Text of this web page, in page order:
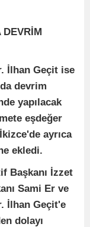
DEVRİM
İlhan Geçit ise
devrim
yapılacak
eşdeğer
ayrıca
ekledi.
Başkanı İzzet
Sami Er ve
İlhan Geçit'e
dolayı